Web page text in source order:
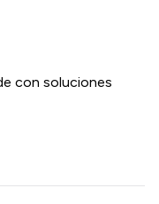
con soluciones